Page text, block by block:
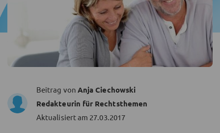
Beitrag von Anja Ciechowski
Redakteurin für Rechtsthemen
Aktualisiert am 27.03.2017